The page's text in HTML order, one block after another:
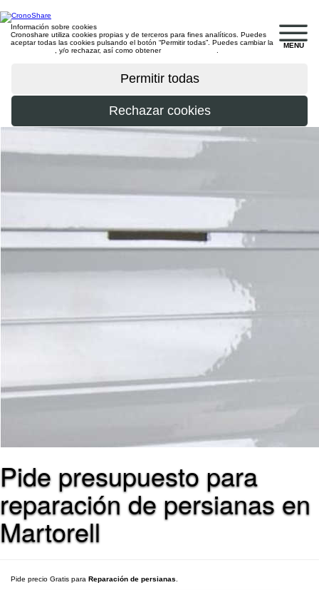
MENU
Información sobre cookies
Cronoshare utiliza cookies propias y de terceros para fines analíticos. Puedes
aceptar todas las cookies pulsando el botón “Permitir todas”. Puedes cambiar la
, y/o rechazar, así como obtener
Pide presupuesto para
reparación de persianas en
Martorell
Pide precio Gratis para Reparación de persianas